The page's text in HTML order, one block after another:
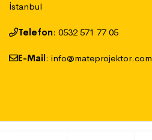
İstanbul
Telefon: ‪0532 571 77 05
E-Mail : info@mateprojektor.com